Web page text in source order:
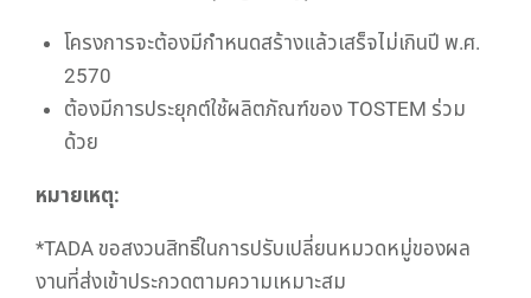
โครงการจะต้องมีกำหนดสร้างแล้วเสร็จไม่เกินปี พ.ศ.
2570
ต้องมีการประยุกต์ใช้ผลิตภัณฑ์ของ TOSTEM ร่วม
ด้วย
หมายเหตุ:
*TADA ขอสงวนสิทธิ์ในการปรับเปลี่ยนหมวดหมู่ของผล
งานที่ส่งเข้าประกวดตามความเหมาะสม